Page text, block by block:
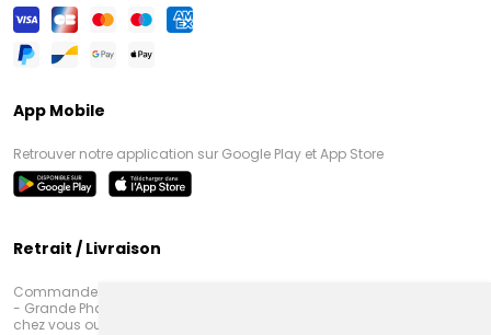
App Mobile
Retrouver notre application sur Google Play et App Store
Retrait / Livraison
Commandez en ligne et venez chercher votre commande à Amiens
- Grande Pharmacie d’Amiens (Fachon) ou recevez-là rapidement
chez vous ou en point retrait